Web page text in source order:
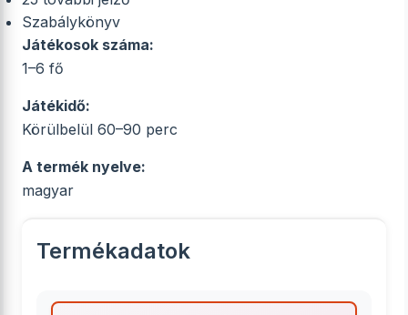
Szabálykönyv
Játékosok száma:
1–6 fő
Játékidő:
Körülbelül 60–90 perc
A termék nyelve:
magyar
Termékadatok